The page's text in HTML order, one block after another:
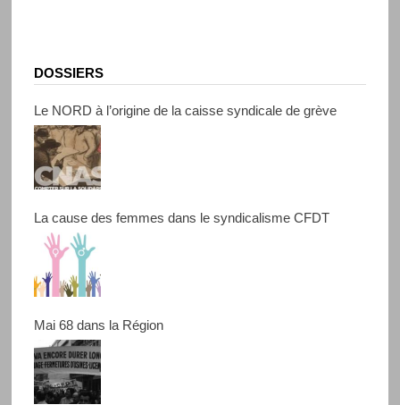
DOSSIERS
Le NORD à l’origine de la caisse syndicale de grève
La cause des femmes dans le syndicalisme CFDT
Mai 68 dans la Région